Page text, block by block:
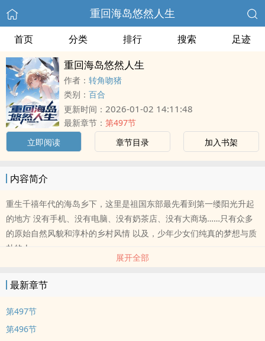
重回海岛悠然人生
首页 分类 排行 搜索 足迹
重回海岛悠然人生
作者： 转角吻猪
类别： 百合
更新时间： 2026-01-02 14:11:48
最新章节： 第497节
立即阅读
章节目录 加入书架
内容简介
重生千禧年代的海岛乡下，这里是祖国东部最先看到第一缕阳光升起
的地方 没有手机、没有电脑、没有奶茶店、没有大商场……只有众多
的原始自然风貌和淳朴的乡村风情 以及，少年少女们纯真的梦想与质
朴的人..
展开全部
最新章节
第497节
第496节